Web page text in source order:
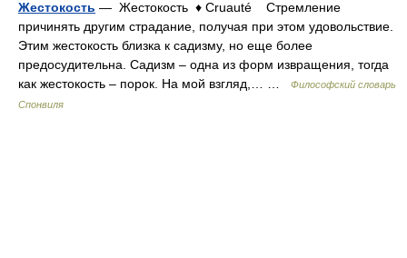
Жестокость — Жестокость ♦ Cruauté Стремление
причинять другим страдание, получая при этом удовольствие.
Этим жестокость близка к садизму, но еще более
предосудительна. Садизм – одна из форм извращения, тогда
как жестокость – порок. На мой взгляд,… …
Философский словарь
Спонвиля